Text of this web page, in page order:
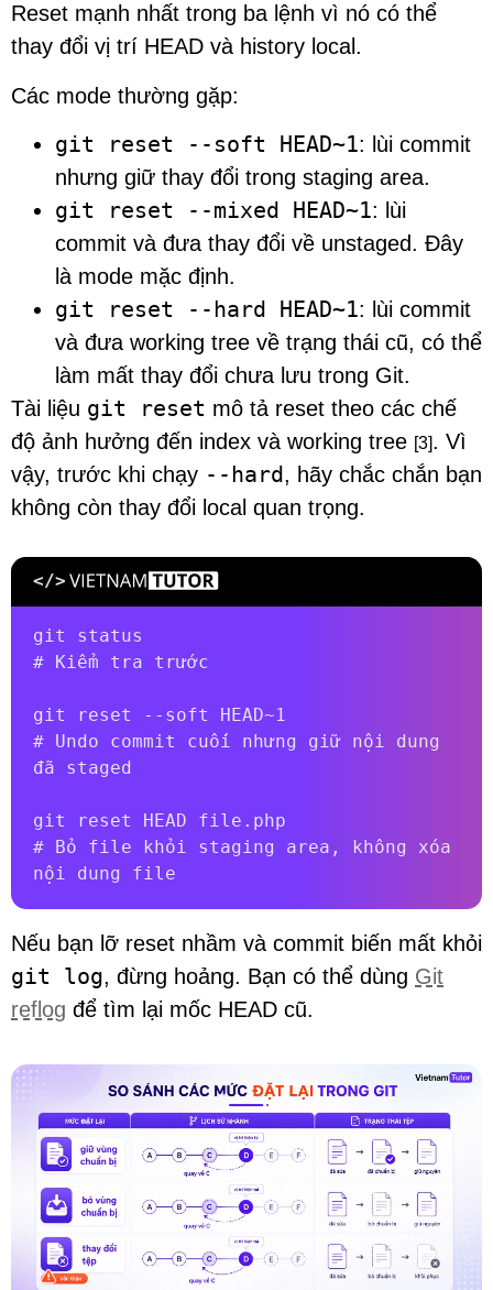
Reset mạnh nhất trong ba lệnh vì nó có thể
thay đổi vị trí HEAD và history local.
Các mode thường gặp:
git reset --soft HEAD~1: lùi commit
nhưng giữ thay đổi trong staging area.
git reset --mixed HEAD~1: lùi
commit và đưa thay đổi về unstaged. Đây
là mode mặc định.
git reset --hard HEAD~1: lùi commit
và đưa working tree về trạng thái cũ, có thể
làm mất thay đổi chưa lưu trong Git.
Tài liệu git reset mô tả reset theo các chế
độ ảnh hưởng đến index và working tree [3]. Vì
vậy, trước khi chạy --hard, hãy chắc chắn bạn
không còn thay đổi local quan trọng.
git status
# Kiểm tra trước
git reset --soft HEAD~1
# Undo commit cuối nhưng giữ nội dung
đã staged
git reset HEAD file.php
# Bỏ file khỏi staging area, không xóa
nội dung file
Nếu bạn lỡ reset nhầm và commit biến mất khỏi
git log, đừng hoảng. Bạn có thể dùng Git
reflog để tìm lại mốc HEAD cũ.